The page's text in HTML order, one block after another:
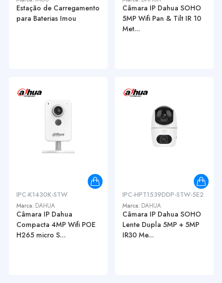
Estação de Carregamento
para Baterias Imou
Câmara IP Dahua SOHO
5MP Wifi Pan & Tilt IR 10
Met...
IPC-K1430K-STW
Marca: DAHUA
Câmara IP Dahua
Compacta 4MP Wifi POE
H265 micro S...
IPC-HPT1539DDP-STW-5E2
Marca: DAHUA
Câmara IP Dahua SOHO
Lente Dupla 5MP + 5MP
IR30 Me...